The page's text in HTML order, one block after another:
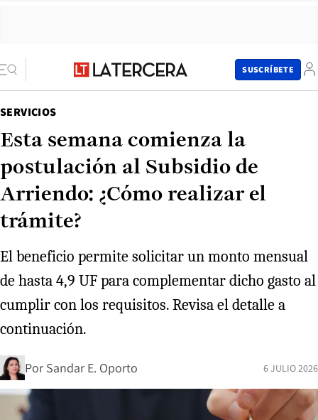
SUSCRÍBETE
SERVICIOS
Esta semana comienza la
postulación al Subsidio de
Arriendo: ¿Cómo realizar el
trámite?
El beneficio permite solicitar un monto mensual
de hasta 4,9 UF para complementar dicho gasto al
cumplir con los requisitos. Revisa el detalle a
continuación.
Por Sandar E. Oporto 6 JULIO 2026